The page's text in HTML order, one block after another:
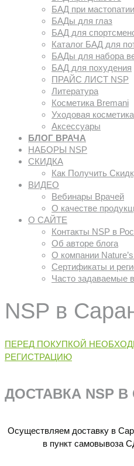
БАД при мастопатии
БАДы для глаз
БАД для
Каталог БАД для
БАДы для набора
БАД для похудения
ПРАЙС ЛИСТ NSP
Литература
Косметика Bremani
Уходовая косметика
Аксессуары
БЛОГ ВРАЧА
НАБОРЫ NSP
СКИДКА
Как Получить
ВИДЕО
Вебинары Врачей
О качестве
О САЙТЕ
Контакты NSP в
Об авторе блога
О компании
Сертификаты и
Часто задаваемые
NSP в
ПЕРЕД ПОКУПКОЙ
РЕГИСТРАЦИЮ
ДОСТАВКА NSP
Осуществляем доставку в
в пункт самовывоза